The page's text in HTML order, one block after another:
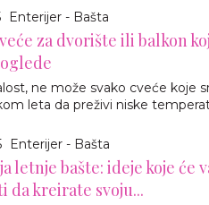
Enterijer - Bašta
za dvorište ili balkon
ne može svako cveće koje
leta da preživi niske
Enterijer - Bašta
letnje bašte: ideje koje će
da kreirate svoju...